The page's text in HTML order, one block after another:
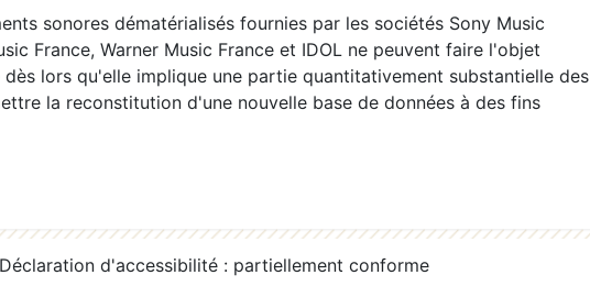
sonores dématérialisés fournies par les sociétés Sony Music
France, Warner Music France et IDOL ne peuvent faire l'objet
lors qu'elle implique une partie quantitativement substantielle des
la reconstitution d'une nouvelle base de données à des fins
Déclaration d'accessibilité : partiellement conforme